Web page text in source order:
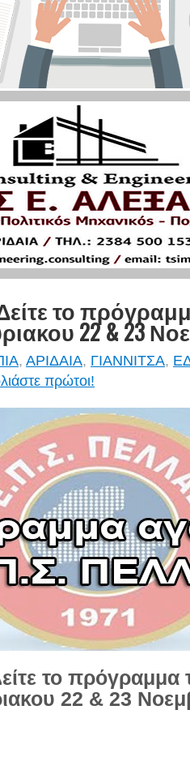
το
22 & 23
, ΑΡΙΔΑΙΑ, ΓΙΑΝΝΙΤΣΑ,
πρώτοι!
το
22 & 23